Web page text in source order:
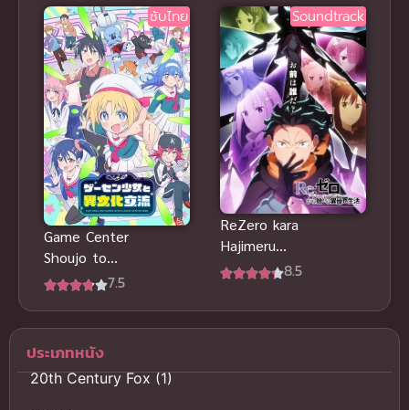
ซับไทย
Game Center
Shoujo to
Ibunka
สาวเกม
เซ็นเตอร์
7.5
Soundtrack
ReZero kara
Hajimeru
Isekai
Season รีเซ
ทชีวิต ฝ่า
ภาค 4 ซับไทย
8.5
ประเภทหนัง
20th Century Fox(1)